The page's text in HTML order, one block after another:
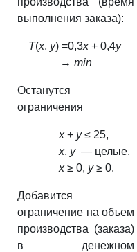
выполнения заказа):
T(x, y) =0,3x+ 0,4y
→ min
Останутся
ограничения
x+ y≤ 25,
x, y— целые,
x≥ 0, y≥ 0.
Добавится
ограничение на объем
производства (заказа)
в денежном